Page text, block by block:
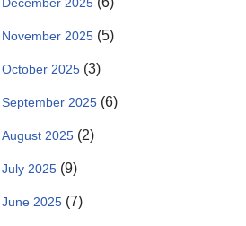
November 2025 (5)
October 2025 (3)
September 2025 (6)
August 2025 (2)
July 2025 (9)
June 2025 (7)